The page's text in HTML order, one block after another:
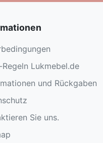
Regeln Lukmebel.de
und Rückgaben
Sie uns.